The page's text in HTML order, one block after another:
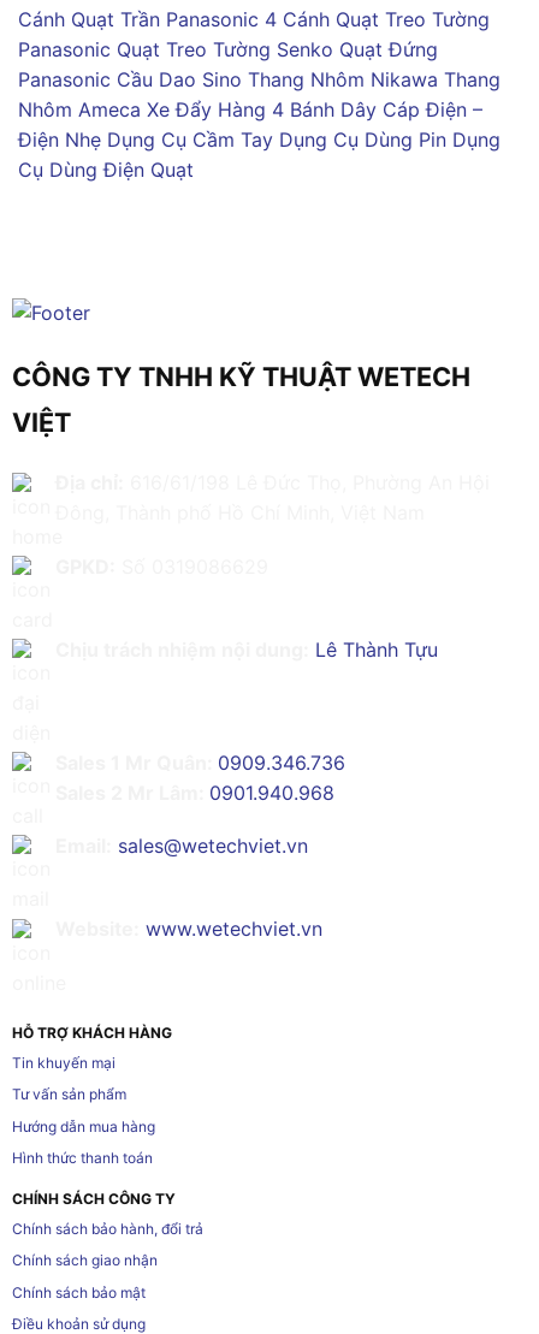
Cánh Quạt Trần Panasonic 4 Cánh Quạt Treo Tường
Panasonic Quạt Treo Tường Senko Quạt Đứng
Panasonic Cầu Dao Sino Thang Nhôm Nikawa Thang
Nhôm Ameca Xe Đẩy Hàng 4 Bánh Dây Cáp Điện –
Điện Nhẹ Dụng Cụ Cầm Tay Dụng Cụ Dùng Pin Dụng
Cụ Dùng Điện Quạt
CÔNG TY TNHH KỸ THUẬT WETECH
VIỆT
Lê Thành Tựu
0909.346.736
0901.940.968
sales@wetechviet.vn
www.wetechviet.vn
HỖ TRỢ KHÁCH HÀNG
Tin khuyến mại
Tư vấn sản phẩm
Hướng dẫn mua hàng
Hình thức thanh toán
CHÍNH SÁCH CÔNG TY
Chính sách bảo hành, đổi trả
Chính sách giao nhận
Chính sách bảo mật
Điều khoản sử dụng